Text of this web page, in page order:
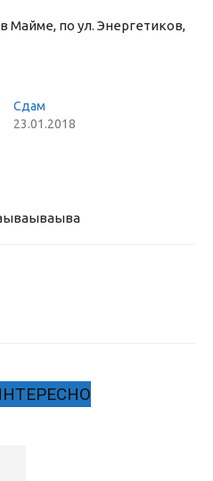
Майме, по ул. Энергетиков,
Сдам
23.01.2018
ываываыва